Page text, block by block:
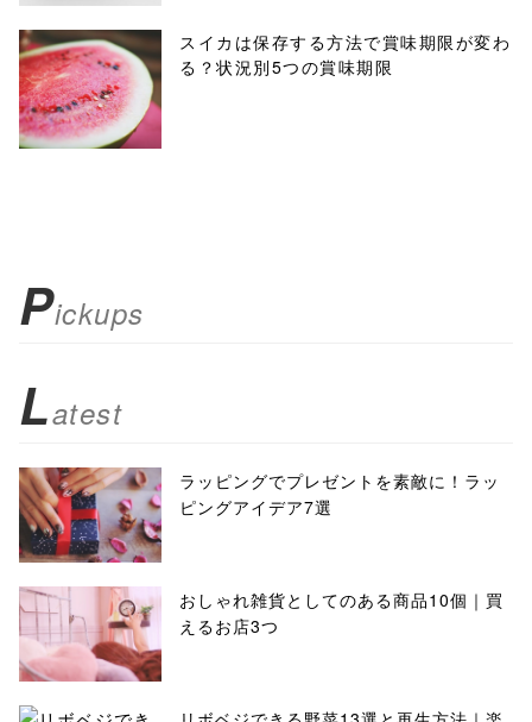
スイカは保存する方法で賞味期限が変わ
る？状況別5つの賞味期限
Pickups
Latest
ラッピングでプレゼントを素敵に！ラッ
ピングアイデア7選
おしゃれ雑貨としてのある商品10個｜買
えるお店3つ